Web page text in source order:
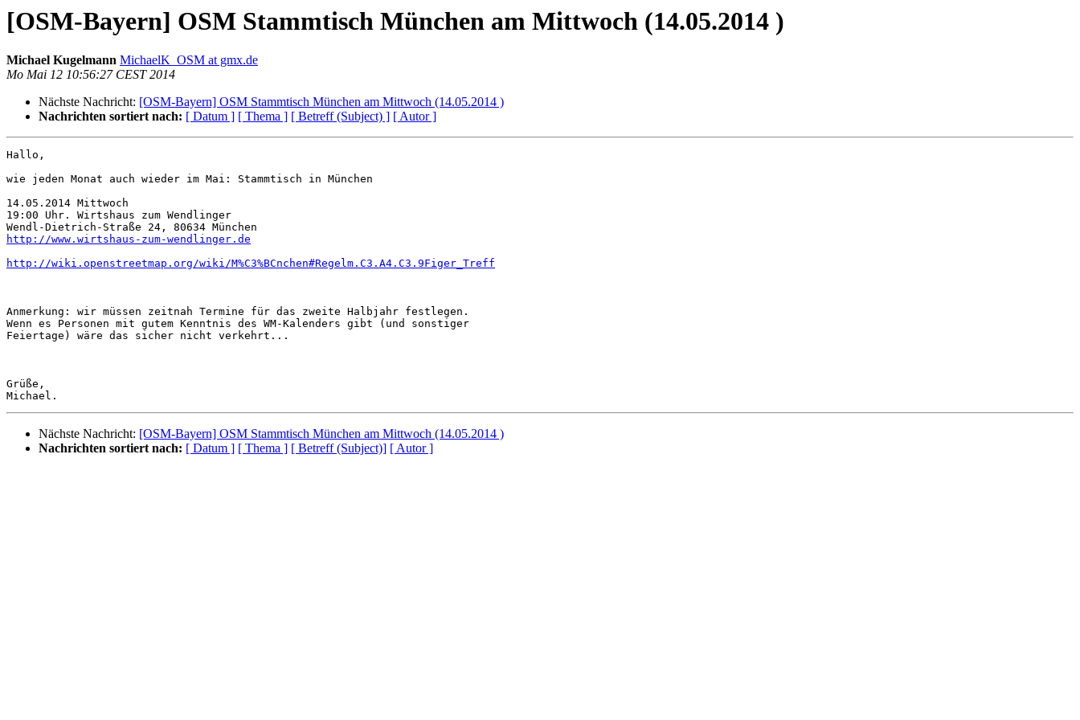
[OSM-Bayern] OSM Stammtisch München am Mittwoch (14.05.2014 )
Michael Kugelmann MichaelK_OSM at gmx.de
Mo Mai 12 10:56:27 CEST 2014
Nächste Nachricht: [OSM-Bayern] OSM Stammtisch München am Mittwoch (14.05.2014 )
Nachrichten sortiert nach: [ Datum ] [ Thema ] [ Betreff (Subject) ] [ Autor ]
Hallo,
wie jeden Monat auch wieder im Mai: Stammtisch in München
14.05.2014 Mittwoch
19:00 Uhr. Wirtshaus zum Wendlinger
http://www.wirtshaus-zum-wendlinger.de
http://wiki.openstreetmap.org/wiki/M%C3%BCnchen#Regelm.C3.A4.C3.9Figer_Treff
Anmerkung: wir müssen zeitnah Termine für das zweite Halbjahr festlegen.
Wenn es Personen mit gutem Kenntnis des WM-Kalenders gibt (und sonstiger
Feiertage) wäre das sicher nicht verkehrt...
Grüße,
Nächste Nachricht: [OSM-Bayern] OSM Stammtisch München am Mittwoch (14.05.2014 )
Nachrichten sortiert nach: [ Datum ] [ Thema ] [ Betreff (Subject)] [ Autor ]